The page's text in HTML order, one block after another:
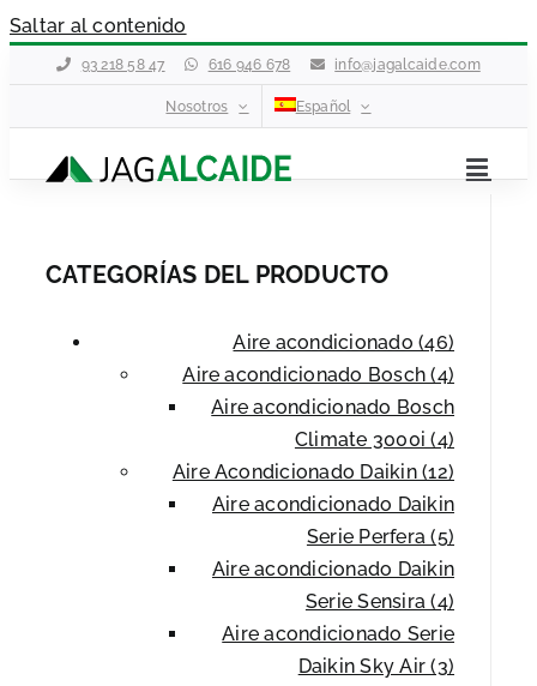
Saltar al contenido
93 218 58 47 616 946 678 info@jagalcaide.com
Nosotros Español
CATEGORÍAS DEL PRODUCTO
Aire acondicionado (46)
Aire acondicionado Bosch (4)
Aire acondicionado Bosch
Climate 3000i (4)
Aire Acondicionado Daikin (12)
Aire acondicionado Daikin
Serie Perfera (5)
Aire acondicionado Daikin
Serie Sensira (4)
Aire acondicionado Serie
Daikin Sky Air (3)